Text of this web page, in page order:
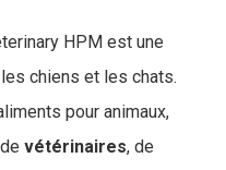
HPM est une
chiens et les chats.
pour animaux,
vétérinaires, de